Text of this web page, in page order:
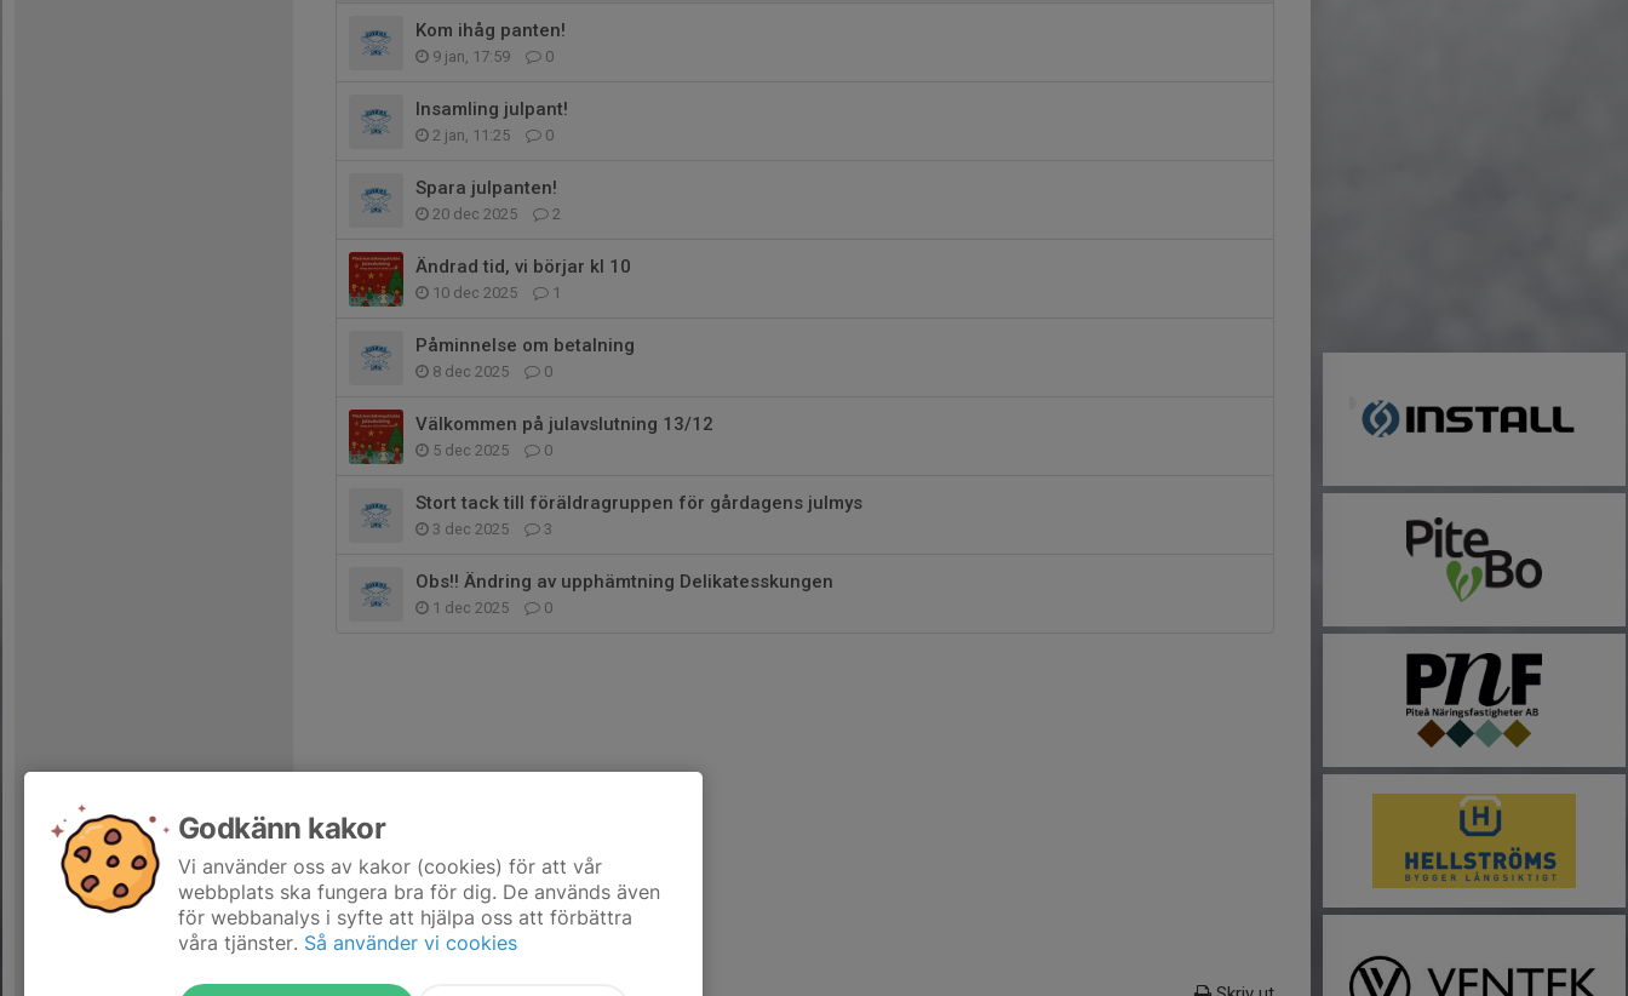
Kom ihåg panten!
9 jan, 17:59 0
Insamling julpant!
2 jan, 11:25 0
Spara julpanten!
20 dec 2025 2
Ändrad tid, vi börjar kl 10
10 dec 2025 1
Påminnelse om betalning
8 dec 2025 0
Välkommen på julavslutning 13/12
5 dec 2025 0
Stort tack till föräldragruppen för gårdagens julmys
3 dec 2025 3
Obs!! Ändring av upphämtning Delikatesskungen
1 dec 2025 0
Godkänn kakor
Vi använder oss av kakor (cookies) för att vår
webbplats ska fungera bra för dig. De används även
för webbanalys i syfte att hjälpa oss att förbättra
våra tjänster. Så använder vi cookies